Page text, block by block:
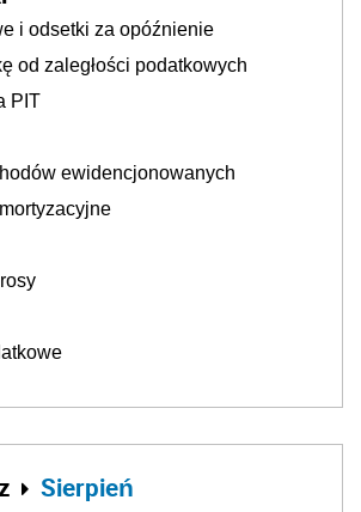
i odsetki za opóźnienie
od zaległości podatkowych
PIT
ewidencjonowanych
Sierpień